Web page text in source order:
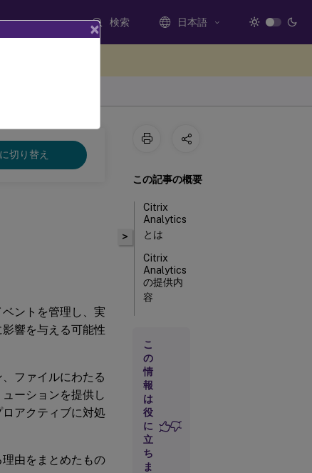
検索 日本語
切り替え
ントを管理し、実
響を与える可能性
ファイルにわたる
ーションを提供し
アクティブに対処
由をまとめたもの
>
この記事の概要
Citrix
Analytics
とは
Citrix
Analytics
の提供内
容
の仕組み
Citrix
Analytics
の購入方
法
こ
の
情
報
は
役
に
立
ち
ま
×